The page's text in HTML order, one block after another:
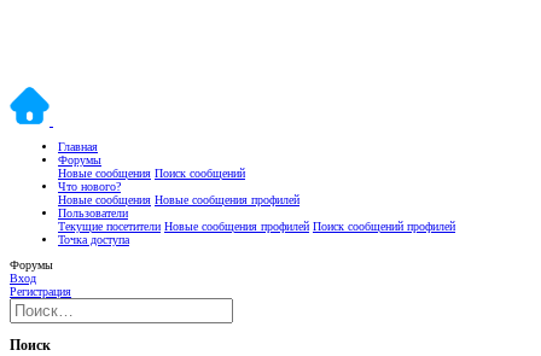
Главная
Форумы
Новые сообщения Поиск сообщений
Что нового?
Новые сообщения Новые сообщения профилей
Пользователи
Текущие посетители Новые сообщения профилей Поиск сообщений профилей
Точка доступа
Форумы
Вход
Регистрация
Поиск